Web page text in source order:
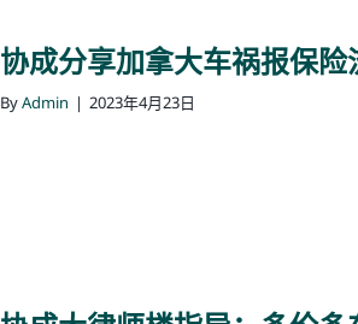
协成分享加拿大车祸报保
ByAdmin | 2023年4月23日